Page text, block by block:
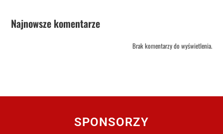
Najnowsze komentarze
Brak komentarzy do wyświetlenia.
SPONSORZY